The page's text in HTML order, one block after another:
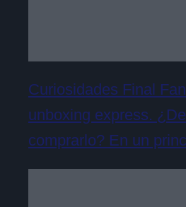
Curiosidades Final
unboxing express.
comprarlo? En un